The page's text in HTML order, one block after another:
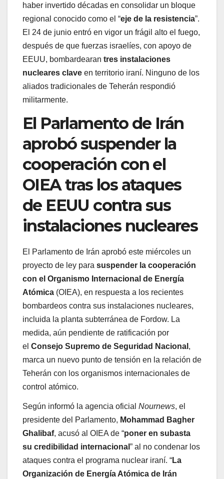
haber invertido décadas en consolidar un bloque
regional conocido como el “eje de la resistencia”.
El 24 de junio entró en vigor un frágil alto el fuego,
después de que fuerzas israelíes, con apoyo de
EEUU, bombardearan tres instalaciones
nucleares clave en territorio iraní. Ninguno de los
aliados tradicionales de Teherán respondió
militarmente.
El Parlamento de Irán
aprobó suspender la
cooperación con el
OIEA tras los ataques
de EEUU contra sus
instalaciones nucleares
El Parlamento de Irán aprobó este miércoles un
proyecto de ley para suspender la cooperación
con el Organismo Internacional de Energía
Atómica (OIEA), en respuesta a los recientes
bombardeos contra sus instalaciones nucleares,
incluida la planta subterránea de Fordow. La
medida, aún pendiente de ratificación por
el Consejo Supremo de Seguridad Nacional ,
marca un nuevo punto de tensión en la relación de
Teherán con los organismos internacionales de
control atómico.
Según informó la agencia oficial Nournews, el
presidente del Parlamento, Mohammad Bagher
Ghalibaf, acusó al OIEA de “poner en subasta
su credibilidad internacional ” al no condenar los
ataques contra el programa nuclear iraní. “La
Organización de Energía Atómica de Irán